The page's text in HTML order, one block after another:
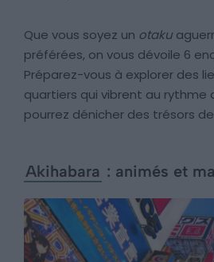
Que vous soyez un otaku
préférées, on vous dévoile 6
Préparez-vous à explorer des
quartiers qui vibrent au rythme
pourrez dénicher des trésors
Akihabara : animés et